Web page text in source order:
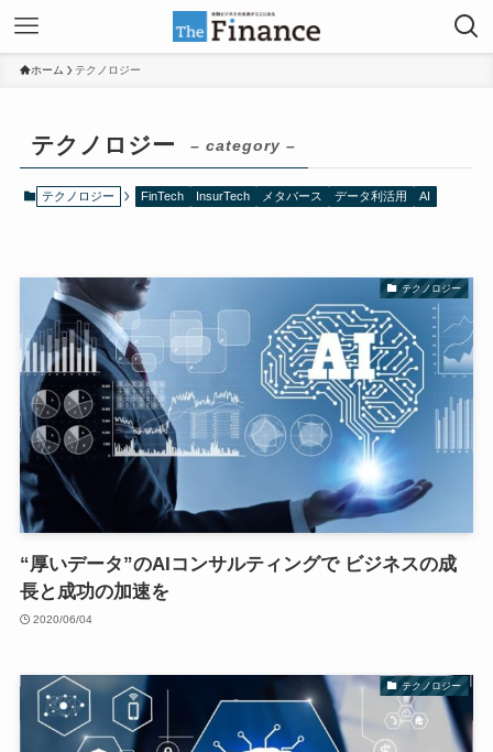
ホーム テクノロジー
テクノロジー – category –
テクノロジー FinTech InsurTech メタバース データ利活用 AI
テクノロジー
“厚いデータ”のAIコンサルティングで ビジネスの成
長と成功の加速を
2020/06/04
テクノロジー